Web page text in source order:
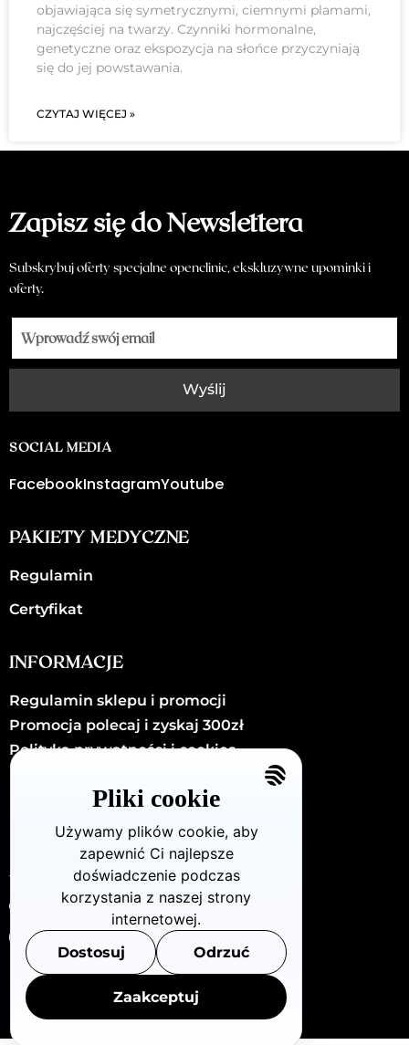
objawiająca się symetrycznymi, ciemnymi plamami,
najczęściej na twarzy. Czynniki hormonalne,
genetyczne oraz ekspozycja na słońce przyczyniają
się do jej powstawania.
CZYTAJ WIĘCEJ »
Zapisz się do Newslettera
Subskrybuj oferty specjalne openclinic, ekskluzywne upominki i
oferty.
Wyślij
SOCIAL MEDIA
FacebookInstagramYoutube
PAKIETY MEDYCZNE
Regulamin
Certyfikat
INFORMACJE
Regulamin sklepu i promocji
Promocja polecaj i zyskaj 300zł
Polityka prywatności i cookies
KONTAKT
Dzielna72/U8 (Warszawa - Wola)
880 712 483
info@openclinic.pl
Pliki cookie
Używamy plików cookie, aby
zapewnić Ci najlepsze
doświadczenie podczas
korzystania z naszej strony
internetowej.
Dostosuj Odrzuć
Zaakceptuj